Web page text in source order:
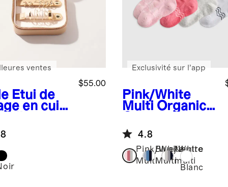
Étui de
en cuir
$55.00
ventes
Pink/White
Multi Organic
Gripper Ankle
Socks 8-Pack
Exclusivité sur l’app
4.8
Pink/White
Multi
Blue/White
Multi
Neutre
multi
Blanc